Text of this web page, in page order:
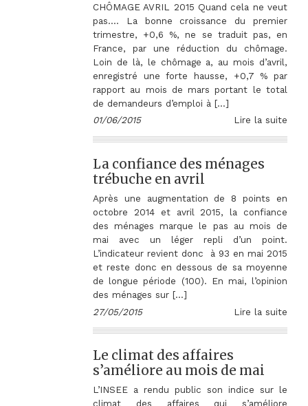
CHÔMAGE AVRIL 2015 Quand cela ne veut
pas…. La bonne croissance du premier
trimestre, +0,6 %, ne se traduit pas, en
France, par une réduction du chômage.
Loin de là, le chômage a, au mois d’avril,
enregistré une forte hausse, +0,7 % par
rapport au mois de mars portant le total
de demandeurs d’emploi à […]
01/06/2015
Lire la suite
La confiance des ménages
trébuche en avril
Après une augmentation de 8 points en
octobre 2014 et avril 2015, la confiance
des ménages marque le pas au mois de
mai avec un léger repli d’un point.
L’indicateur revient donc à 93 en mai 2015
et reste donc en dessous de sa moyenne
de longue période (100). En mai, l’opinion
des ménages sur […]
27/05/2015
Lire la suite
Le climat des affaires
s’améliore au mois de mai
L’INSEE a rendu public son indice sur le
climat des affaires qui s’améliore